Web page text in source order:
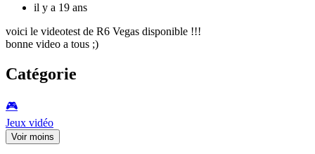
il y a 19 ans
voici le videotest de R6 Vegas disponible !!!
bonne video a tous ;)
Catégorie
🎮️
Jeux vidéo
Voir moins